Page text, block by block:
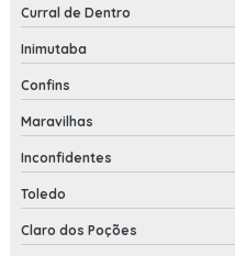
Curral de Dentro
Inimutaba
Confins
Maravilhas
Inconfidentes
Toledo
Claro dos Poções